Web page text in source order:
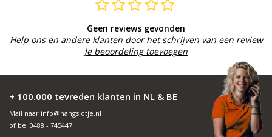
Geen reviews gevonden
Help ons en andere klanten door het schrijven van een review
Je beoordeling toevoegen
+ 100.000 tevreden klanten in NL & BE
Mail naar info@hangslotje.nl
of bel 0488 - 745447